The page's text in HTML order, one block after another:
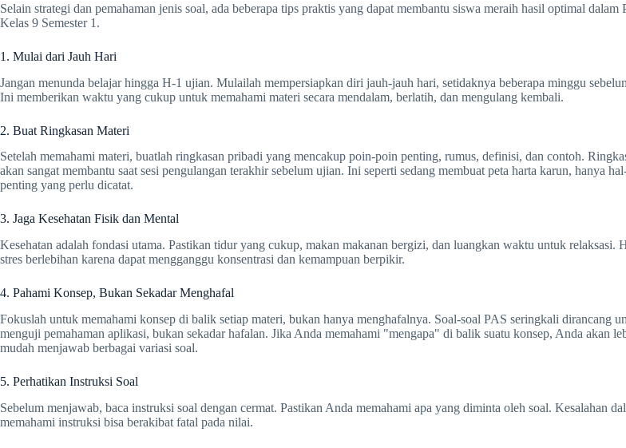
Selain strategi dan pemahaman jenis soal, ada beberapa tips praktis yang dapat membantu siswa meraih hasil optimal dalam
Kelas 9 Semester 1.
1. Mulai dari Jauh Hari
Jangan menunda belajar hingga H-1 ujian. Mulailah mempersiapkan diri jauh-jauh hari, setidaknya beberapa minggu
Ini memberikan waktu yang cukup untuk memahami materi secara mendalam, berlatih, dan mengulang kembali.
2. Buat Ringkasan Materi
Setelah memahami materi, buatlah ringkasan pribadi yang mencakup poin-poin penting, rumus, definisi, dan contoh.
akan sangat membantu saat sesi pengulangan terakhir sebelum ujian. Ini seperti sedang membuat peta harta karun, hanya
penting yang perlu dicatat.
3. Jaga Kesehatan Fisik dan Mental
Kesehatan adalah fondasi utama. Pastikan tidur yang cukup, makan makanan bergizi, dan luangkan waktu untuk relaksasi.
stres berlebihan karena dapat mengganggu konsentrasi dan kemampuan berpikir.
4. Pahami Konsep, Bukan Sekadar Menghafal
Fokuslah untuk memahami konsep di balik setiap materi, bukan hanya menghafalnya. Soal-soal PAS seringkali dirancang
menguji pemahaman aplikasi, bukan sekadar hafalan. Jika Anda memahami "mengapa" di balik suatu konsep, Anda akan
mudah menjawab berbagai variasi soal.
5. Perhatikan Instruksi Soal
Sebelum menjawab, baca instruksi soal dengan cermat. Pastikan Anda memahami apa yang diminta oleh soal. Kesalahan
memahami instruksi bisa berakibat fatal pada nilai.